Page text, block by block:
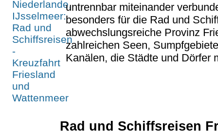
untrennbar miteinander
besonders für die Rad und
abwechslungsreiche Provinz
zahlreichen Seen,
Kanälen, die Städte und Dörfer
Rad und Schiffsreisen